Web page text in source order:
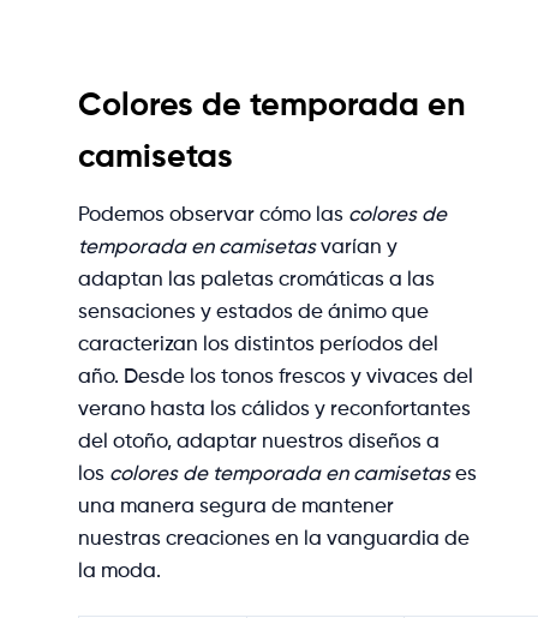
Colores de temporada en
camisetas
Podemos observar cómo las colores de
temporada en camisetasvarían y
adaptan las paletas cromáticas a las
sensaciones y estados de ánimo que
caracterizan los distintos períodos del
año. Desde los tonos frescos y vivaces del
verano hasta los cálidos y reconfortantes
del otoño, adaptar nuestros diseños a
los colores de temporada en camisetases
una manera segura de mantener
nuestras creaciones en la vanguardia de
la moda.